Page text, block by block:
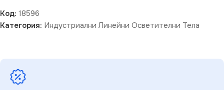
Код: 18596
Категория: Индустриални Линейни Осветителни Тела